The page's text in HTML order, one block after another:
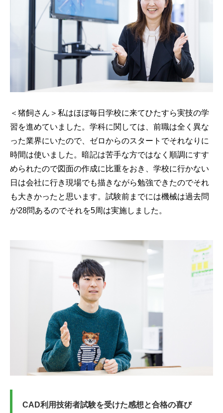
＜猪飼さん＞私はほぼ毎日学校に来てひたすら実技の学
習を進めていました。学科に関しては、前職は全く異な
った業界にいたので、ゼロからのスタートでそれなりに
時間は使いました。暗記は苦手な方ではなく順調にすす
められたので図面の作成に比重をおき、学校に行かない
日は会社に行き現場でも描きながら勉強できたのでそれ
も大きかったと思います。試験前までには機械は過去問
が28問あるのでそれを5周は実施しました。
CAD利用技術者試験を受けた感想と合格の喜び